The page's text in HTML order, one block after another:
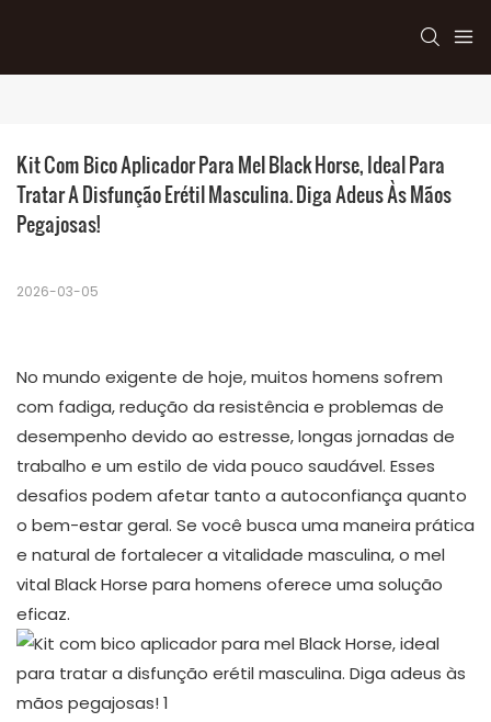
Kit Com Bico Aplicador Para Mel Black Horse, Ideal Para
Tratar A Disfunção Erétil Masculina. Diga Adeus Às Mãos
Pegajosas!
2026-03-05
No mundo exigente de hoje, muitos homens sofrem
com fadiga, redução da resistência e problemas de
desempenho devido ao estresse, longas jornadas de
trabalho e um estilo de vida pouco saudável. Esses
desafios podem afetar tanto a autoconfiança quanto
o bem-estar geral. Se você busca uma maneira prática
e natural de fortalecer a vitalidade masculina, o mel
vital Black Horse para homens oferece uma solução
eficaz.